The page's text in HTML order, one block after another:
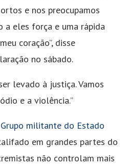
e nos preocupamos
a eles força e uma rápida
coração”, disse
no sábado.
levado à justiça. Vamos
e a violência.”
Grupo militante do Estado
em grandes partes do
não controlam mais